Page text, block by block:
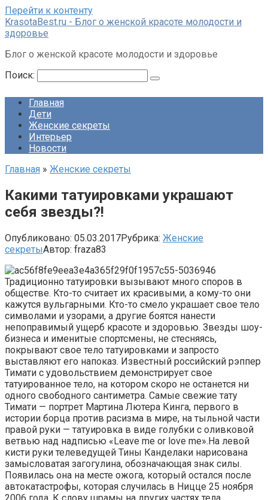
Перейти к контенту
KrasotaBest.ru - Блог о женской красоте молодости и
здоровье
Блог о женской красоте молодости и здоровье
Поиск:
Главная
Дети
Женские секреты
Интерьер
Новости
Главная » Женские секреты
Какими татуировками украшают
себя звезды?!
Опубликовано: 05.03.2017Рубрика: Женские
секретыАвтор: fraza83
Традиционно татуировки вызывают много споров в
обществе. Кто-то считает их красивыми, а кому-то они
кажутся вульгарными. Кто-то смело украшает свое тело
символами и узорами, а другие боятся нанести
непоправимый ущерб красоте и здоровью. Звезды шоу-
бизнеса и именитые спортсмены, не стесняясь,
покрывают свое тело татуировками и запросто
выставляют его напоказ. Известный российский рэппер
Тимати с удовольствием демонстрирует свое
татуированное тело, на котором скоро не останется ни
одного свободного сантиметра. Самые свежие тату
Тимати — портрет Мартина Лютера Кинга, первого в
истории борца против расизма в мире, на тыльной части
правой руки — татуировка в виде голубки с оливковой
ветвью над надписью «Leave me or love me».На левой
кисти руки телеведущей Тины Канделаки нарисована
замысловатая загогулина, обозначающая знак силы.
Появилась она на месте ожога, который остался после
автокатастрофы, которая случилась в Ницце 25 ноября